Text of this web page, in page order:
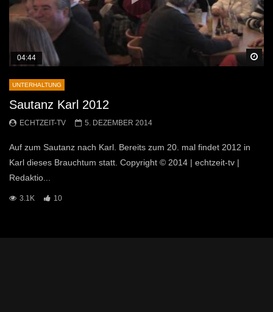
04:44
UNTERHALTUNG
Sautanz Karl 2012
ECHTZEIT-TV 5. DEZEMBER 2014
Auf zum Sautanz nach Karl. Bereits zum 20. mal findet 2012 in
Karl dieses Brauchtum statt. Copyright © 2014 | echtzeit-tv |
Redaktio...
3.1K 10